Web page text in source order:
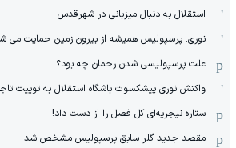
استقلال به دنبال میزبانی در شهرقدس
نوری: پرسپولیس همیشه از بیرون زمین حمایت می
علت پرسپولیسی شدن رحمان چه بود؟
واکنش نوری پیشکسوت باشگاه استقلال به توییت
ستاره نیجریه‌ای کل فصل را از دست داد!
مقصد جدید گلر سابق پرسپولیس مشخص شد